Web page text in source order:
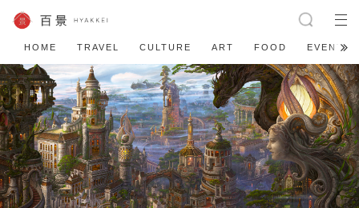
HOME TRAVEL CULTURE ART FOOD EVENT